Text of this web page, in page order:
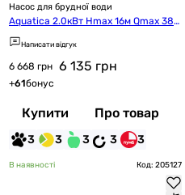
Насос для брудної води
Aquatica 2.0кВт Hmax 16м Qmax 380
л/хв mid (773393)
Написати відгук
6 668 грн 6 135 грн
+61бонус
Купити Про товар
3 3 3 3 3
В наявності Код: 205127